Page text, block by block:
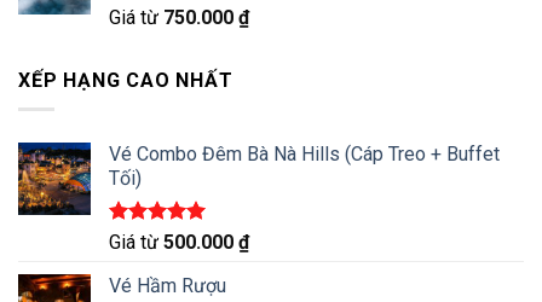
Được xếp
Giá từ 750.000 ₫
XẾP HẠNG CAO NHẤT
Vé Combo Đêm Bà Nà Hills (Cáp Treo + Buffet
Tối)
Được xếp
5 sao
Giá từ 500.000 ₫
Vé Hầm Rượu